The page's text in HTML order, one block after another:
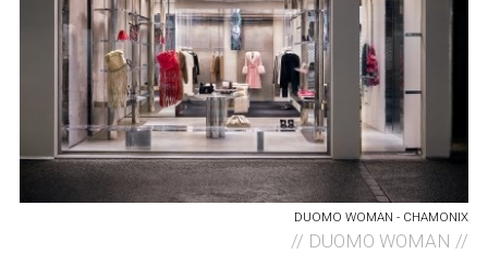
DUOMO WOMAN - CHAMONIX
// DUOMO WOMAN //